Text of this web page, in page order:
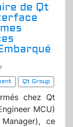
de Qt
Qt Group
chez Qt
MCU)
ce